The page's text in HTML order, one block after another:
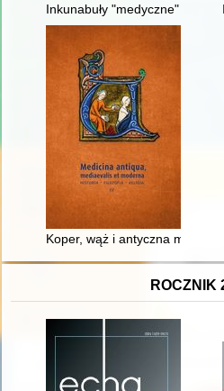
Inkunabuły "medyczne" w
Koper, wąż i antyczna medycyna
ROCZNIK